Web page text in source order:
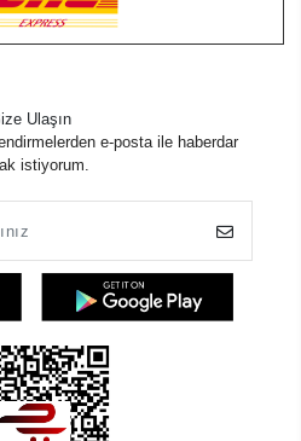
Ulaşın
e-posta ile haberdar
istiyorum.